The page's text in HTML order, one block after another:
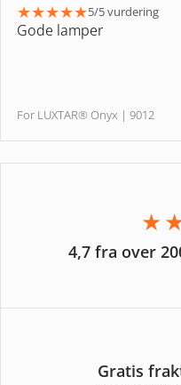
★★★★★5/5 vurdering
Gode lamper
For LUXTAR® Onyx | 9012
4,7 fra over
Gratis